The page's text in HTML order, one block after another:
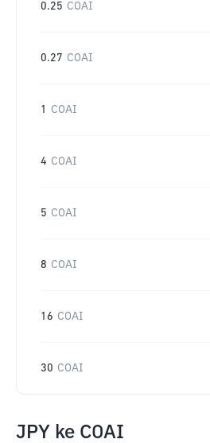
0.25 COAI
0.27 COAI
1 COAI
4 COAI
5 COAI
8 COAI
16 COAI
30 COAI
JPY ke COAI